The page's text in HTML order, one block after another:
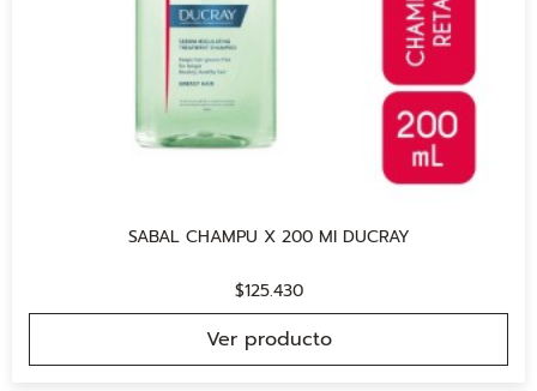
SABAL CHAMPU X 200 MI DUCRAY
$125.430
Ver producto